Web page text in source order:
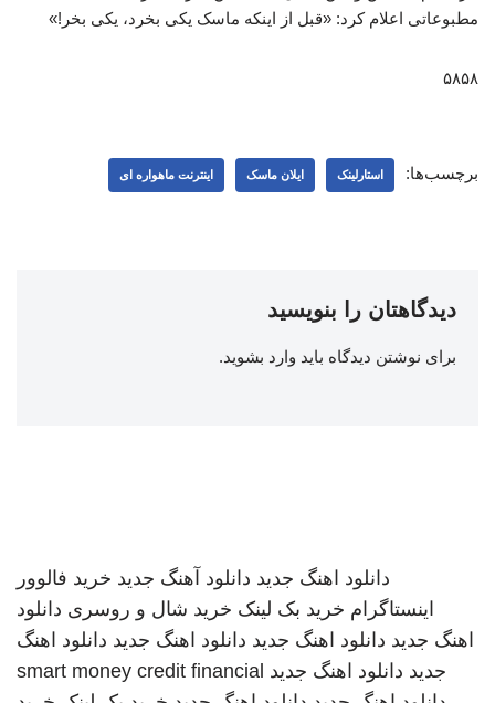
مطبوعاتی اعلام کرد: «قبل از اینکه ماسک یکی بخرد، یکی بخر!»
۵۸۵۸
برچسب‌ها: استارلینک ایلان ماسک اینترنت ماهواره ای
دیدگاهتان را بنویسید
برای نوشتن دیدگاه باید وارد بشوید.
دانلود اهنگ جدید دانلود آهنگ جدید خرید فالوور
اینستاگرام خرید بک لینک خرید شال و روسری دانلود
اهنگ جدید دانلود اهنگ جدید دانلود اهنگ جدید دانلود اهنگ
جدید دانلود اهنگ جدید smart money credit financial